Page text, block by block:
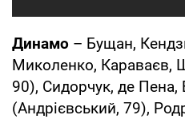
Динамо – Бущан,
Миколенко, Караваєв,
90), Сидорчук, де Пена,
(Андрієвський, 79),